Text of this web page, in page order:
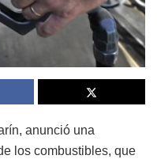
anunció una
los combustibles, que